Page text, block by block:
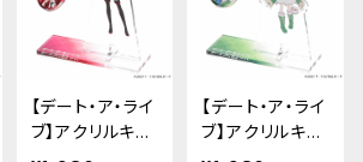
【デート・ア・ライ
ブ】アクリルキー
ハンガー（五河
【デート・ア・ライ
ブ】アクリルキー
ハンガー（四糸